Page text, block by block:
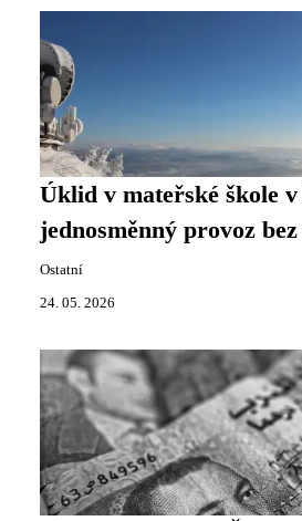
Úklid v mateřské škole
jednosměnný provoz
Ostatní
24. 05. 2026